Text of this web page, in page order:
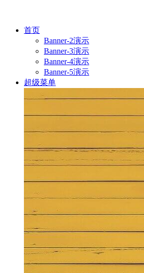
首页
Banner-2演示
Banner-3演示
Banner-4演示
Banner-5演示
超级菜单